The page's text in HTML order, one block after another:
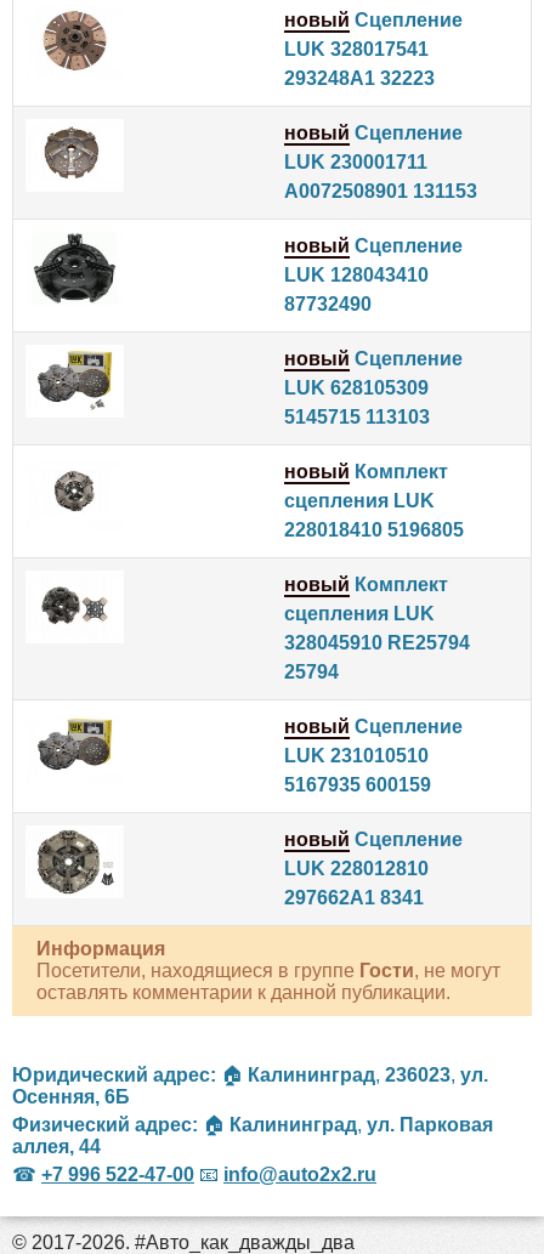
новый Сцепление
LUK 328017541
293248A1 32223
новый Сцепление
LUK 230001711
A0072508901 131153
новый Сцепление
LUK 128043410
87732490
новый Сцепление
LUK 628105309
5145715 113103
новый Комплект
сцепления LUK
228018410 5196805
новый Комплект
сцепления LUK
328045910 RE25794
25794
новый Сцепление
LUK 231010510
5167935 600159
новый Сцепление
LUK 228012810
297662A1 8341
Информация
Посетители, находящиеся в группе Гости, не могут
оставлять комментарии к данной публикации.
Юридический адрес: 🏠 Калининград, 236023, ул.
Осенняя, 6Б
Физический адрес: 🏠 Калининград, ул. Парковая
аллея, 44
☎ +7 996 522-47-00 📧 info@auto2x2.ru
© 2017-2026. #Авто_как_дважды_два